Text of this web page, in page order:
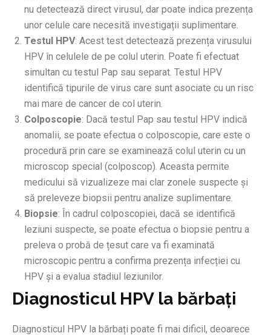
nu detectează direct virusul, dar poate indica prezența
unor celule care necesită investigații suplimentare.
Testul HPV: Acest test detectează prezența virusului
HPV în celulele de pe colul uterin. Poate fi efectuat
simultan cu testul Pap sau separat. Testul HPV
identifică tipurile de virus care sunt asociate cu un risc
mai mare de cancer de col uterin.
Colposcopie: Dacă testul Pap sau testul HPV indică
anomalii, se poate efectua o colposcopie, care este o
procedură prin care se examinează colul uterin cu un
microscop special (colposcop). Aceasta permite
medicului să vizualizeze mai clar zonele suspecte și
să preleveze biopsii pentru analize suplimentare.
Biopsie: În cadrul colposcopiei, dacă se identifică
leziuni suspecte, se poate efectua o biopsie pentru a
preleva o probă de țesut care va fi examinată
microscopic pentru a confirma prezența infecției cu
HPV și a evalua stadiul leziunilor.
Diagnosticul HPV la bărbați
Diagnosticul HPV la bărbați poate fi mai dificil, deoarece